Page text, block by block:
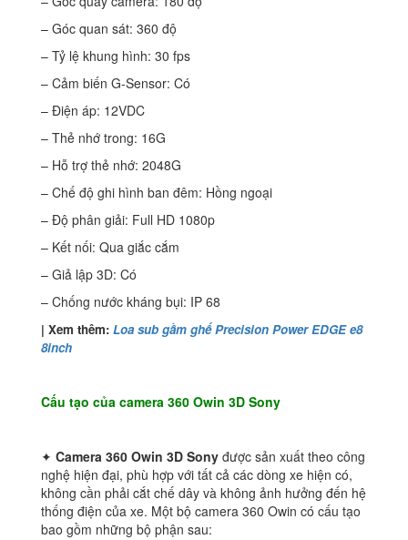
– Góc quan sát: 360 độ
– Tỷ lệ khung hình: 30 fps
– Cảm biến G-Sensor: Có
– Điện áp: 12VDC
– Thẻ nhớ trong: 16G
– Hỗ trợ thẻ nhớ: 2048G
– Chế độ ghi hình ban đêm: Hồng ngoại
– Độ phân giải: Full HD 1080p
– Kết nối: Qua giắc cắm
– Giả lập 3D: Có
– Chống nước kháng bụi: IP 68
| Xem thêm: Loa sub gầm ghế Precision Power EDGE e8
8inch
Cấu tạo của camera 360 Owin 3D Sony
✦ Camera 360 Owin 3D Sony được sản xuất theo công
nghệ hiện đại, phù hợp với tất cả các dòng xe hiện có,
không cần phải cắt chế dây và không ảnh hưởng đến hệ
thống điện của xe. Một bộ camera 360 Owin có cấu tạo
bao gồm những bộ phận sau: